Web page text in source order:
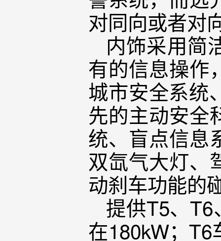
对同向或者对
内饰采用简
有的信息操作
城市安全系统
先的主动安全
统、盲点信息
双氙气大灯、
动刹车功能的
提供T5、
在180kW；